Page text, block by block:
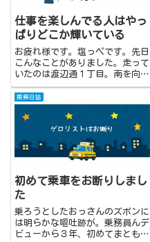
仕事を楽しんでる人はやっ
ぱりどこか輝いている
お疲れ様です。塩っペです。先日
こんなことがありました。走って
いたのは渡辺通１丁目。南を向い
て走っておりました。百旬館の前
あたりです。バス停に乗車扱い中
のバスが停車していたので２車線
目に移りました。バスを追い越す
と路上に手を挙げる人影が。白
い...
乗務日誌
初めて乗車をお断りしまし
た
乗ろうとしたおっさんのズボンに
は明らかな嘔吐跡が。乗務員んデ
ビューから３年、初めてまともに